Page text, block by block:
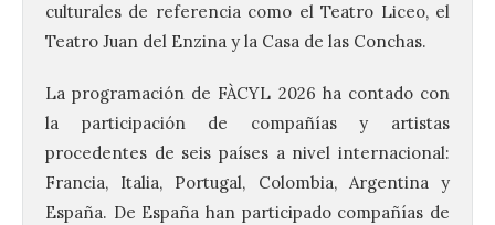
culturales de referencia como el Teatro Liceo, el
Teatro Juan del Enzina y la Casa de las Conchas.
La programación de FÀCYL 2026 ha contado con
la participación de compañías y artistas
procedentes de seis países a nivel internacional:
Francia, Italia, Portugal, Colombia, Argentina y
España. De España han participado compañías de